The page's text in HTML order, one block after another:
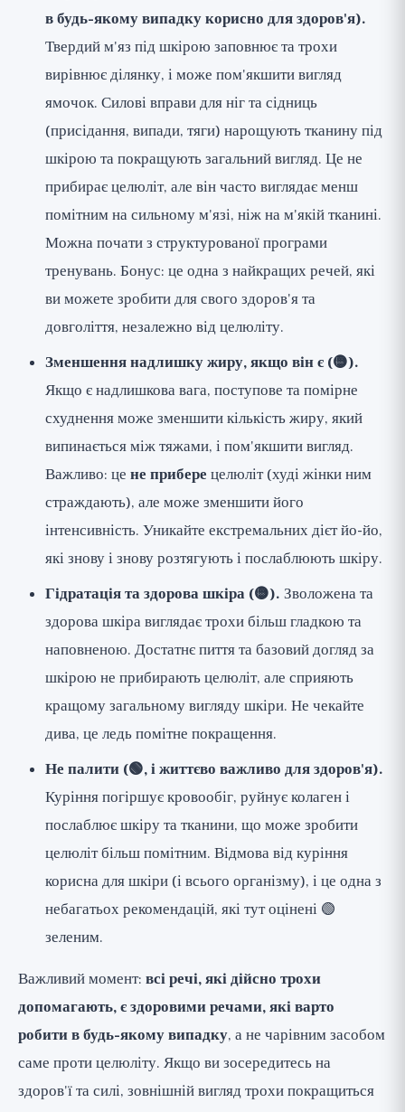
в будь-якому випадку корисно для здоров'я).
Твердий м'яз під шкірою заповнює та трохи
вирівнює ділянку, і може пом'якшити вигляд
ямочок. Силові вправи для ніг та сідниць
(присідання, випади, тяги) нарощують тканину під
шкірою та покращують загальний вигляд. Це не
прибирає целюліт, але він часто виглядає менш
помітним на сильному м'язі, ніж на м'якій тканині.
Можна почати з структурованої програми
тренувань. Бонус: це одна з найкращих речей, які
ви можете зробити для свого здоров'я та
довголіття, незалежно від целюліту.
Зменшення надлишку жиру, якщо він є (🟡).
Якщо є надлишкова вага, поступове та помірне
схуднення може зменшити кількість жиру, який
випинається між тяжами, і пом'якшити вигляд.
Важливо: це не прибере целюліт (худі жінки ним
страждають), але може зменшити його
інтенсивність. Уникайте екстремальних дієт йо-йо,
які знову і знову розтягують і послаблюють шкіру.
Гідратація та здорова шкіра (🟡). Зволожена та
здорова шкіра виглядає трохи більш гладкою та
наповненою. Достатнє пиття та базовий догляд за
шкірою не прибирають целюліт, але сприяють
кращому загальному вигляду шкіри. Не чекайте
дива, це ледь помітне покращення.
Не палити (🟢, і життєво важливо для здоров'я).
Куріння погіршує кровообіг, руйнує колаген і
послаблює шкіру та тканини, що може зробити
целюліт більш помітним. Відмова від куріння
корисна для шкіри (і всього організму), і це одна з
небагатьох рекомендацій, які тут оцінені 🟢
зеленим.
Важливий момент: всі речі, які дійсно трохи
допомагають, є здоровими речами, які варто
робити в будь-якому випадку, а не чарівним засобом
саме проти целюліту. Якщо ви зосередитесь на
здоров'ї та силі, зовнішній вигляд трохи покращиться